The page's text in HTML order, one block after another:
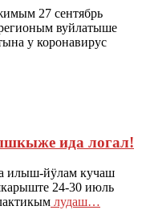
27 сентябрь
вуйлатыше
у коронавирус
ида логал!
илыш-йӱлам кучаш
24-30 июль
лудаш…